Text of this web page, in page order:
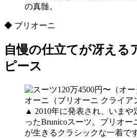
の真髄。
◆ ブリオーニ
自慢の仕立てが冴える
ピース
▲ 2010年に発表され、いまや
ったBrunicoスーツ。ブリオー
が生きるクラシックな一着で